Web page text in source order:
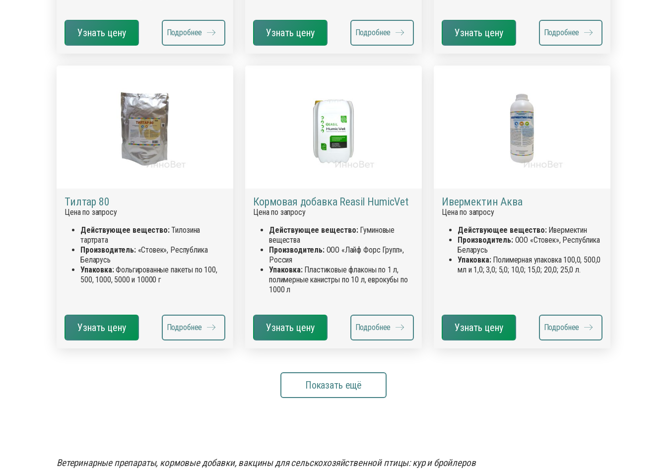
Узнать цену Подробнее Узнать цену Подробнее Узнать цену Подробнее
Тилтар 80
Цена по запросу
Действующее вещество:Тилозина
тартрата
Производитель:«Стовек», Республика
Беларусь
Упаковка:Фольгированные пакеты по 100,
500, 1000, 5000 и 10000 г
Узнать цену Подробнее
Кормовая добавка Reasil HumicVet
Цена по запросу
Действующее вещество:Гуминовые
вещества
Производитель:ООО «Лайф Форс Групп»,
Россия
Упаковка:Пластиковые флаконы по 1 л,
полимерные канистры по 10 л, еврокубы по
1000 л
Узнать цену Подробнее
Ивермектин Аква
Цена по запросу
Действующее вещество:Ивермектин
Производитель:ООО «Стовек», Республика
Беларусь
Упаковка:Полимерная упаковка 100,0, 500,0
мл и 1,0; 3,0; 5,0; 10,0; 15,0; 20,0; 25,0 л.
Узнать цену Подробнее
Показать ещё
Ветеринарные препараты, кормовые добавки, вакцины для сельскохозяйственной птицы: кур и бройлеров